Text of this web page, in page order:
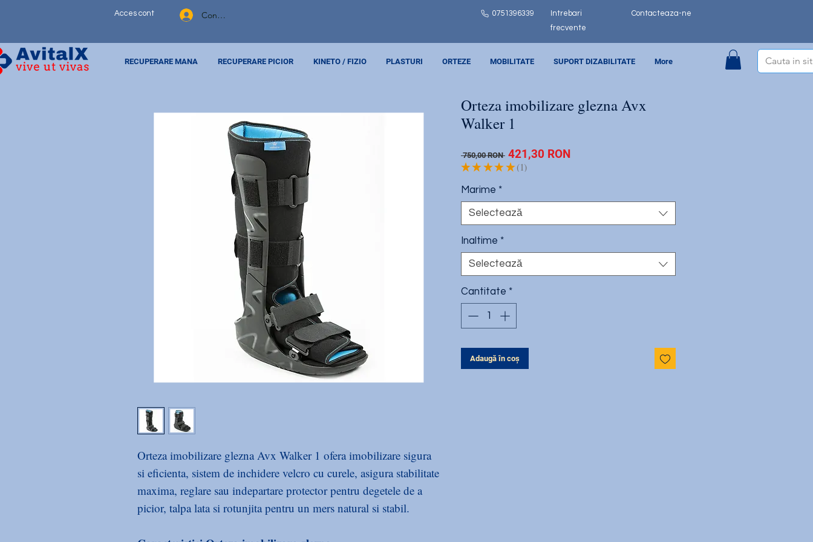
Acces cont Contul meu 0751 396339
Intrebari
frecvente
Contacteaza-ne
RECUPERARE MANA RECUPERARE PICIOR KINETO / FIZIO PLASTURI ORTEZE MOBILITATE SUPORT DIZABILITATE More
Orteza imobilizare glezna Avx Walker 1 ofera imobilizare sigura
si eficienta, sistem de inchidere velcro cu curele, asigura stabilitate
maxima, reglare sau indepartare protector pentru degetele de a
picior, talpa lata si rotunjita pentru un mers natural si stabil.
Orteza imobilizare glezna Avx
Walker 1
750,00 RON Preț
normal
421,30 RONPreț
★★ ★★ ★ 1
1
Marime *
Selectează
Inaltime *
Selectează
Cantitate *
Adaugă în coș